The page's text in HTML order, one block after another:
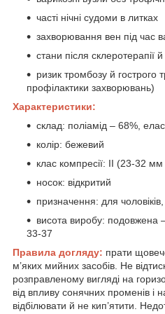
часті нічні судоми в литках
захворювання вен під час
стани після склеротерапії
ризик тромбозу й гострого
профілактики захворювань)
Характеристики:
склад: поліамід – 68%,
колір: бежевий
клас компресії: II (23-32 мм
носок: відкритий
призначення: для
висота виробу: подовжена
33-37
Правила догляду: прати
м’яких мийних засобів. Не
розправленому вигляді на
від впливу сонячних променів і
відбілювати й не кип’ятити.